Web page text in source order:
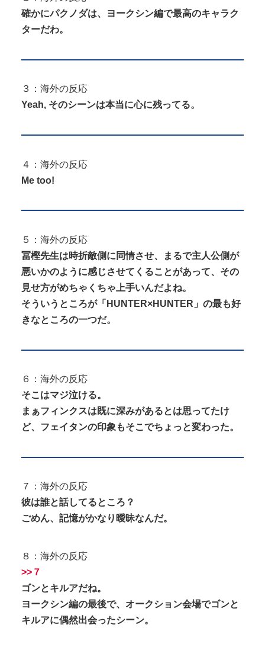
確かにパクノダは、ヨークシン編で最高のキャラク
ターだわ。
３：海外の反応
Yeah, そのシーンは本当に心に残ってる。
４：海外の反応
Me too!
５：海外の反応
冨樫先生は時折敵側に同情させ、まるで主人公側が
悪いかのように感じさせてくることがあって、その
見せ方がめちゃくちゃ上手いんだよね。
そういうところが「HUNTER×HUNTER」の最も好
きなところの一つだ。
６：海外の反応
そこはマジ泣ける。
まぁフィンクスは既に深みがあるとは思ってたけ
ど、フェイタンの印象もそこでちょっと変わった。
７：海外の反応
彼は誰と話してるところ？
ごめん、記憶がかなり曖昧なんだ。
８：海外の反応
>>７
ゴンとキルアだね。
ヨークシン編の最後で、オークション会場でゴンと
キルアに偶然出会ったシーン。